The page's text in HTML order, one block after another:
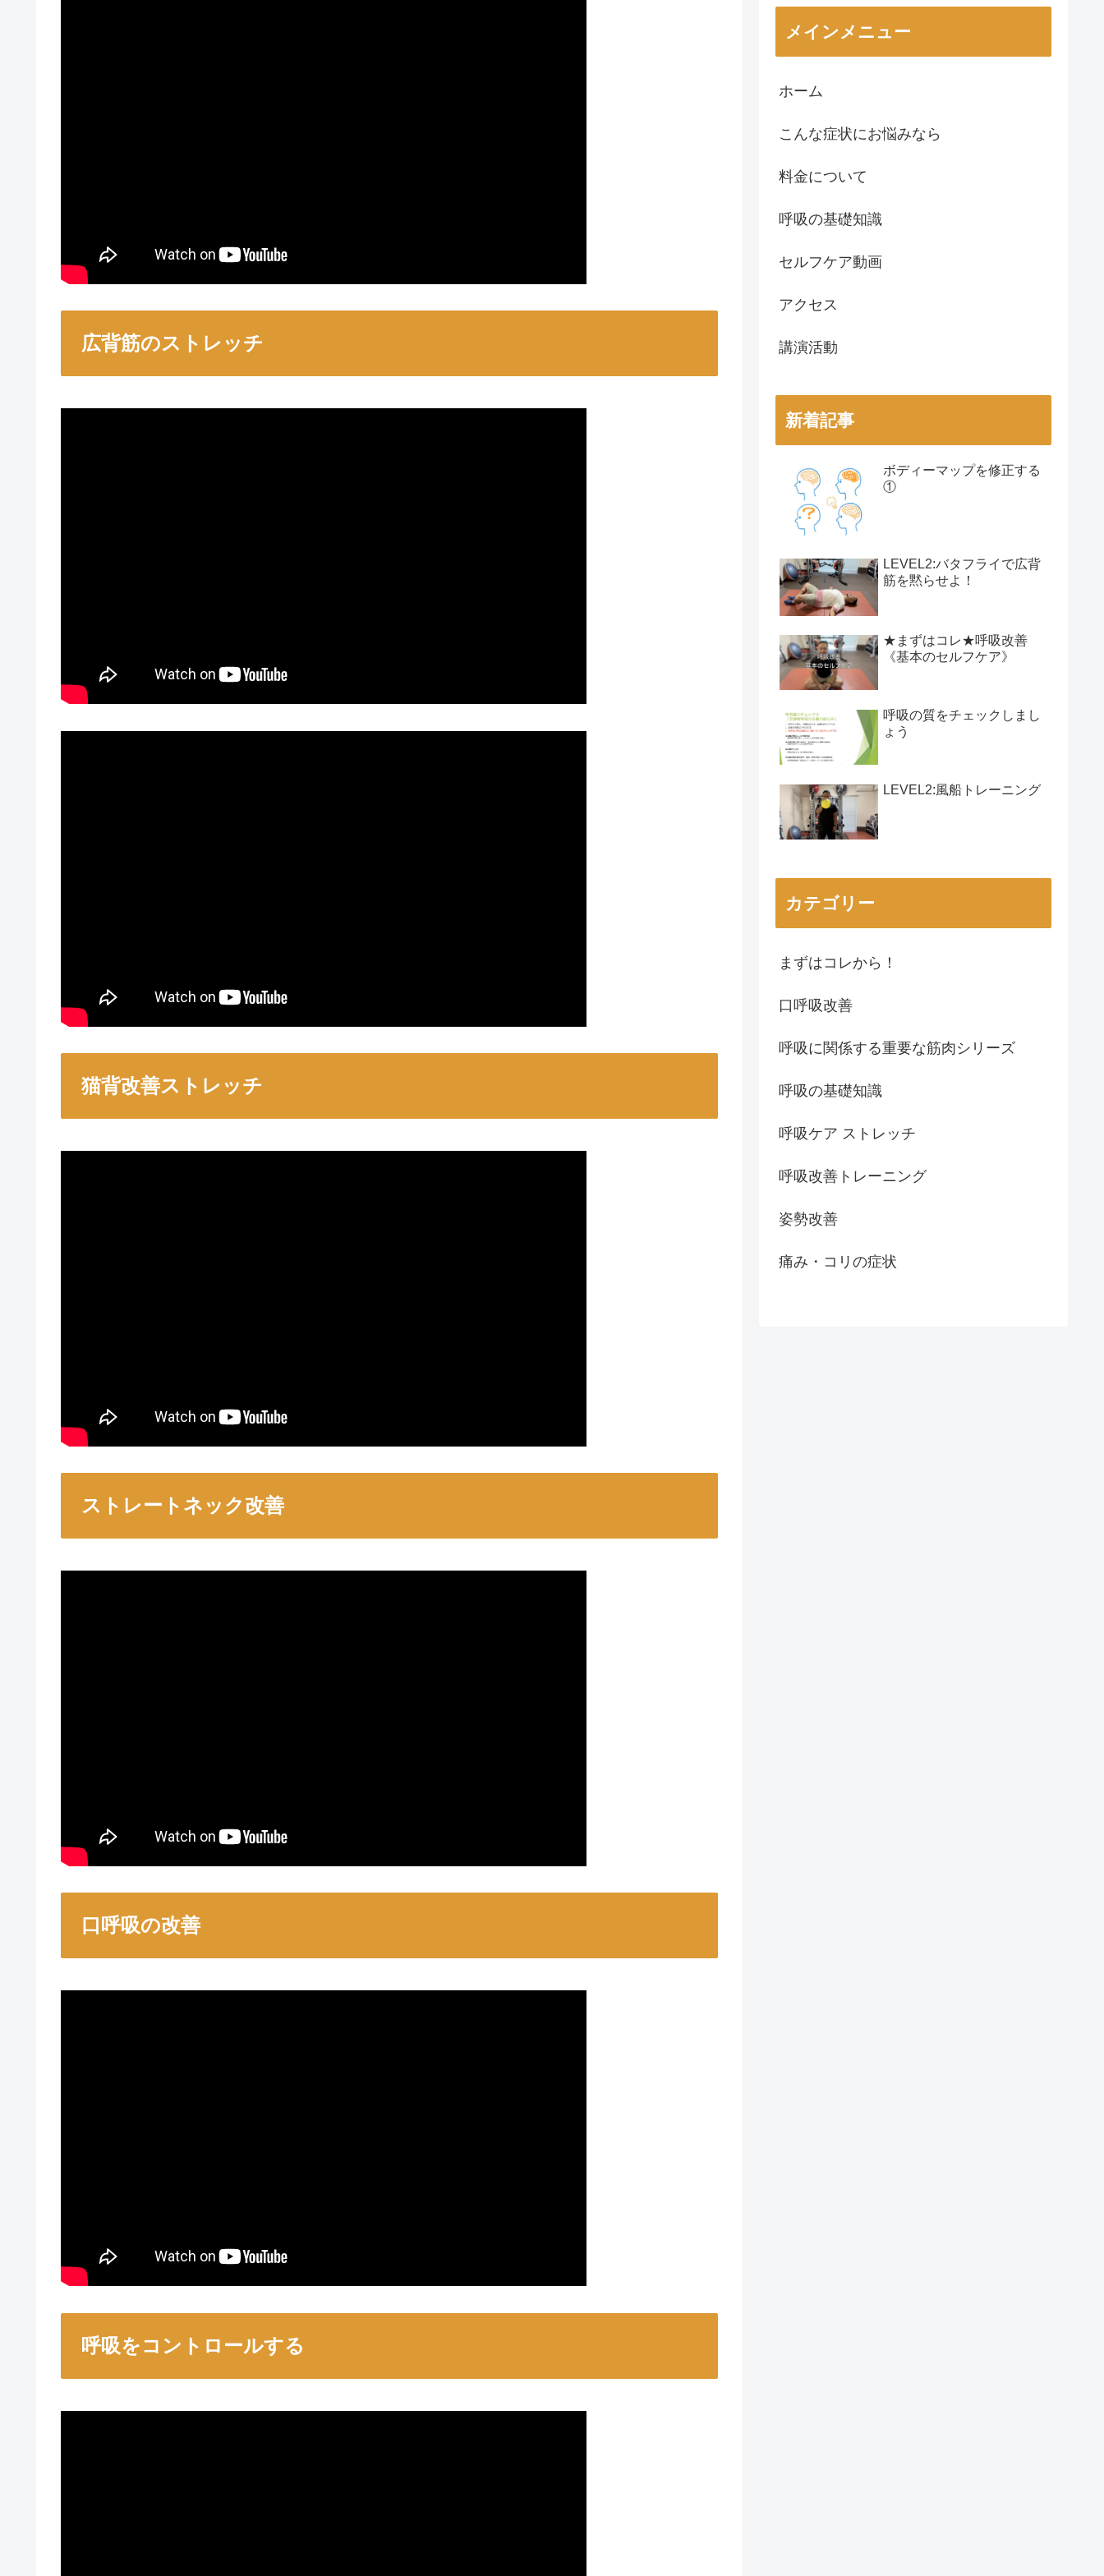
広背筋のストレッチ
猫背改善ストレッチ
ストレートネック改善
口呼吸の改善
呼吸をコントロールする
メインメニュー
ホーム
こんな症状にお悩みなら
料金について
呼吸の基礎知識
セルフケア動画
アクセス
講演活動
新着記事
ボディーマップを修正する
①
LEVEL2:バタフライで広背
筋を黙らせよ！
★まずはコレ★呼吸改善
《基本のセルフケア》
呼吸の質をチェックしまし
ょう
LEVEL2:風船トレーニング
カテゴリー
まずはコレから！
口呼吸改善
呼吸に関係する重要な筋肉シリーズ
呼吸の基礎知識
呼吸ケア ストレッチ
呼吸改善トレーニング
姿勢改善
痛み・コリの症状